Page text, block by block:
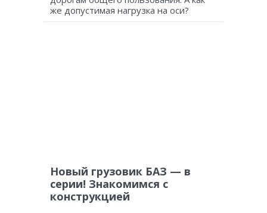
же допустимая нагрузка на оси?
Новый грузовик БАЗ — в
серии! Знакомимся с
конструкцией